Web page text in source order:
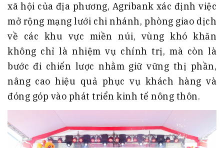
xã hội của địa phương, Agribank xác định việc
mở rộng mạng lưới chi nhánh, phòng giao dịch
về các khu vực miền núi, vùng khó khăn
không chỉ là nhiệm vụ chính trị, mà còn là
bước đi chiến lược nhằm giữ vững thị phần,
nâng cao hiệu quả phục vụ khách hàng và
đóng góp vào phát triển kinh tế nông thôn.